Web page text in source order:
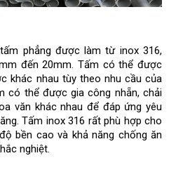
phẳng được làm từ inox 316,
đến 20mm. Tấm có thể được
khác nhau tùy theo nhu cầu của
có thể được gia công nhẵn, chải
văn khác nhau để đáp ứng yêu
Tấm inox 316 rất phù hợp cho
bền cao và khả năng chống ăn
nghiệt.